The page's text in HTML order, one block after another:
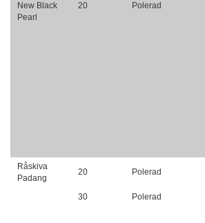
New Black
Pearl
20 Polerad
Råskiva
Padang
20 Polerad
30 Polerad